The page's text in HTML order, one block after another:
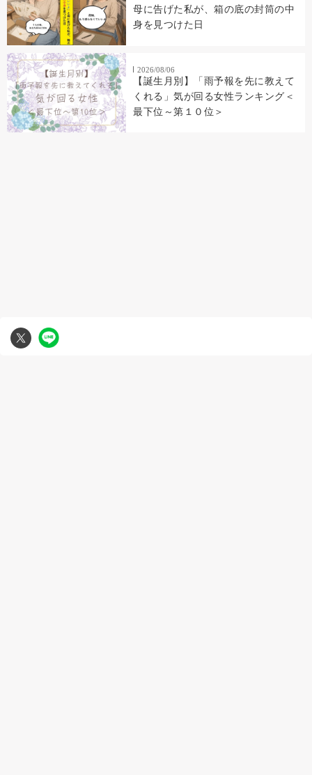
母に告げた私が、箱の底の封筒の中
身を見つけた日
2026/08/06
【誕生月別】「雨予報を先に教えて
くれる」気が回る女性ランキング＜
最下位～第１０位＞